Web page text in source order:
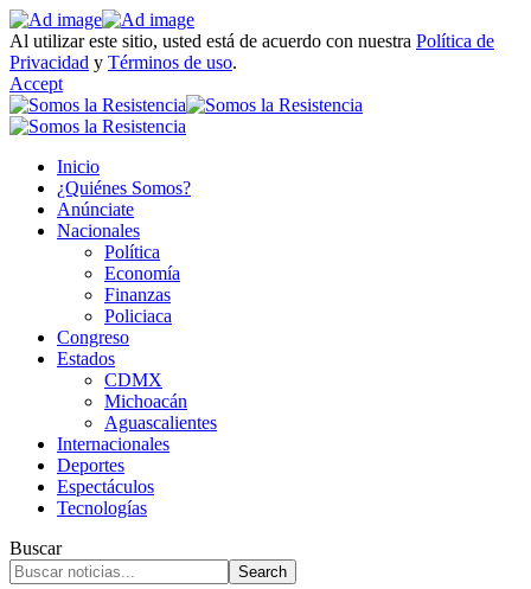
Al utilizar este sitio, usted está de acuerdo con nuestra Política de
Privacidad y Términos de uso.
Accept
Inicio
¿Quiénes Somos?
Anúnciate
Nacionales
Política
Economía
Finanzas
Policiaca
Congreso
Estados
CDMX
Michoacán
Aguascalientes
Internacionales
Deportes
Espectáculos
Tecnologías
Buscar